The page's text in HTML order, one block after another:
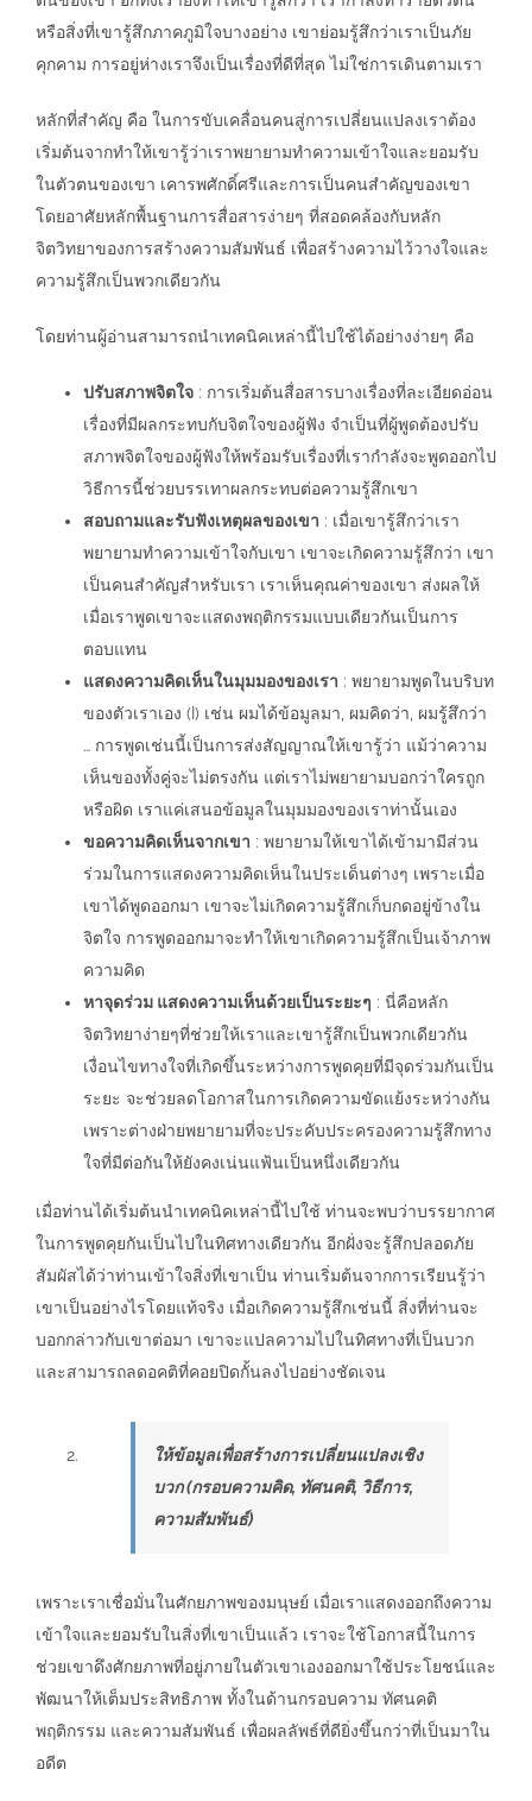
หรือสิ่งที่เขารู้สึกภาคภูมิใจบางอย่าง เขาย่อมรู้สึกว่าเราเป็นภัย
คุกคาม การอยู่ห่างเราจึงเป็นเรื่องที่ดีที่สุด ไม่ใช่การเดินตามเรา
หลักที่สำคัญ คือ ในการขับเคลื่อนคนสู่การเปลี่ยนแปลงเราต้อง
เริ่มต้นจากทำให้เขารู้ว่าเราพยายามทำความเข้าใจและยอมรับ
ในตัวตนของเขา เคารพศักดิ์ศรีและการเป็นคนสำคัญของเขา
โดยอาศัยหลักพื้นฐานการสื่อสารง่ายๆ ที่สอดคล้องกับหลัก
จิตวิทยาของการสร้างความสัมพันธ์ เพื่อสร้างความไว้วางใจและ
ความรู้สึกเป็นพวกเดียวกัน
โดยท่านผู้อ่านสามารถนำเทคนิคเหล่านี้ไปใช้ได้อย่างง่ายๆ คือ
ปรับสภาพจิตใจ : การเริ่มต้นสื่อสารบางเรื่องที่ละเอียดอ่อน
เรื่องที่มีผลกระทบกับจิตใจของผู้ฟัง จำเป็นที่ผู้พูดต้องปรับ
สภาพจิตใจของผู้ฟังให้พร้อมรับเรื่องที่เรากำลังจะพูดออกไป
วิธีการนี้ช่วยบรรเทาผลกระทบต่อความรู้สึกเขา
สอบถามและรับฟังเหตุผลของเขา : เมื่อเขารู้สึกว่าเรา
พยายามทำความเข้าใจกับเขา เขาจะเกิดความรู้สึกว่า เขา
เป็นคนสำคัญสำหรับเรา เราเห็นคุณค่าของเขา ส่งผลให้
เมื่อเราพูดเขาจะแสดงพฤติกรรมแบบเดียวกันเป็นการ
ตอบแทน
แสดงความคิดเห็นในมุมมองของเรา : พยายามพูดในบริบท
ของตัวเราเอง (I) เช่น ผมได้ข้อมูลมา, ผมคิดว่า, ผมรู้สึกว่า
… การพูดเช่นนี้เป็นการส่งสัญญาณให้เขารู้ว่า แม้ว่าความ
เห็นของทั้งคู่จะไม่ตรงกัน แต่เราไม่พยายามบอกว่าใครถูก
หรือผิด เราแค่เสนอข้อมูลในมุมมองของเราท่านั้นเอง
ขอความคิดเห็นจากเขา : พยายามให้เขาได้เข้ามามีส่วน
ร่วมในการแสดงความคิดเห็นในประเด็นต่างๆ เพราะเมื่อ
เขาได้พูดออกมา เขาจะไม่เกิดความรู้สึกเก็บกดอยู่ข้างใน
จิตใจ การพูดออกมาจะทำให้เขาเกิดความรู้สึกเป็นเจ้าภาพ
ความคิด
หาจุดร่วม แสดงความเห็นด้วยเป็นระยะๆ : นี่คือหลัก
จิตวิทยาง่ายๆที่ช่วยให้เราและเขารู้สึกเป็นพวกเดียวกัน
เงื่อนไขทางใจที่เกิดขึ้นระหว่างการพูดคุยที่มีจุดร่วมกันเป็น
ระยะ จะช่วยลดโอกาสในการเกิดความขัดแย้งระหว่างกัน
เพราะต่างฝ่ายพยายามที่จะประคับประครองความรู้สึกทาง
ใจที่มีต่อกันให้ยังคงเน่นแฟ้นเป็นหนึ่งเดียวกัน
เมื่อท่านได้เริ่มต้นนำเทคนิคเหล่านี้ไปใช้ ท่านจะพบว่าบรรยากาศ
ในการพูดคุยกันเป็นไปในทิศทางเดียวกัน อีกฝั่งจะรู้สึกปลอดภัย
สัมผัสได้ว่าท่านเข้าใจสิ่งที่เขาเป็น ท่านเริ่มต้นจากการเรียนรู้ว่า
เขาเป็นอย่างไรโดยแท้จริง เมื่อเกิดความรู้สึกเช่นนี้ สิ่งที่ท่านจะ
บอกกล่าวกับเขาต่อมา เขาจะแปลความไปในทิศทางที่เป็นบวก
และสามารถลดอคติที่คอยปิดกั้นลงไปอย่างชัดเจน
ให้ข้อมูลเพื่อสร้างการเปลี่ยนแปลงเชิง
บวก (กรอบความคิด, ทัศนคติ, วิธีการ,
ความสัมพันธ์)
เพราะเราเชื่อมั่นในศักยภาพของมนุษย์ เมื่อเราแสดงออกถึงความ
เข้าใจและยอมรับในสิ่งที่เขาเป็นแล้ว เราจะใช้โอกาสนี้ในการ
ช่วยเขาดึงศักยภาพที่อยู่ภายในตัวเขาเองออกมาใช้ประโยชน์และ
พัฒนาให้เต็มประสิทธิภาพ ทั้งในด้านกรอบความ ทัศนคติ
พฤติกรรม และความสัมพันธ์ เพื่อผลลัพธ์ที่ดียิ่งขึ้นกว่าที่เป็นมาใน
อดีต